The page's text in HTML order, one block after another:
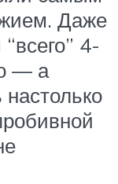
Даже
4-
— а